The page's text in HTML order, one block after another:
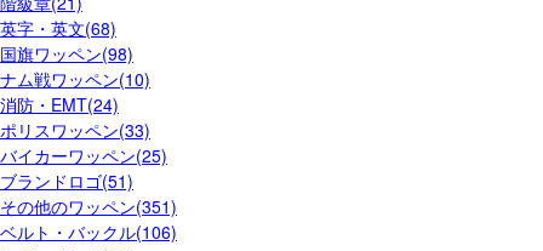
英字・英文(68)
国旗ワッペン(98)
ナム戦ワッペン(10)
消防・EMT(24)
ポリスワッペン(33)
バイカーワッペン(25)
ブランドロゴ(51)
その他のワッペン(351)
ベルト・バックル(106)